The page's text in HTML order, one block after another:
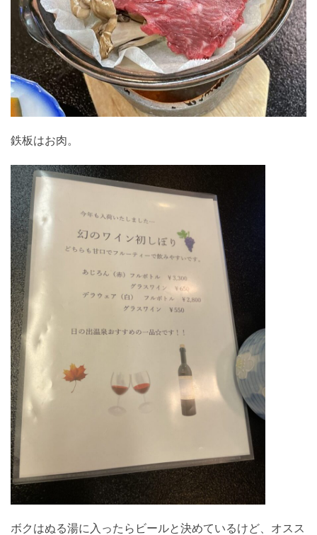
鉄板はお肉。
ボクはぬる湯に入ったらビールと決めているけど、オスス